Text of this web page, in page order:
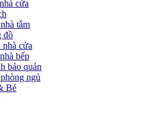
cửa
tắm
đồ
nhà cửa
bếp
bảo quản
ngủ
Bé